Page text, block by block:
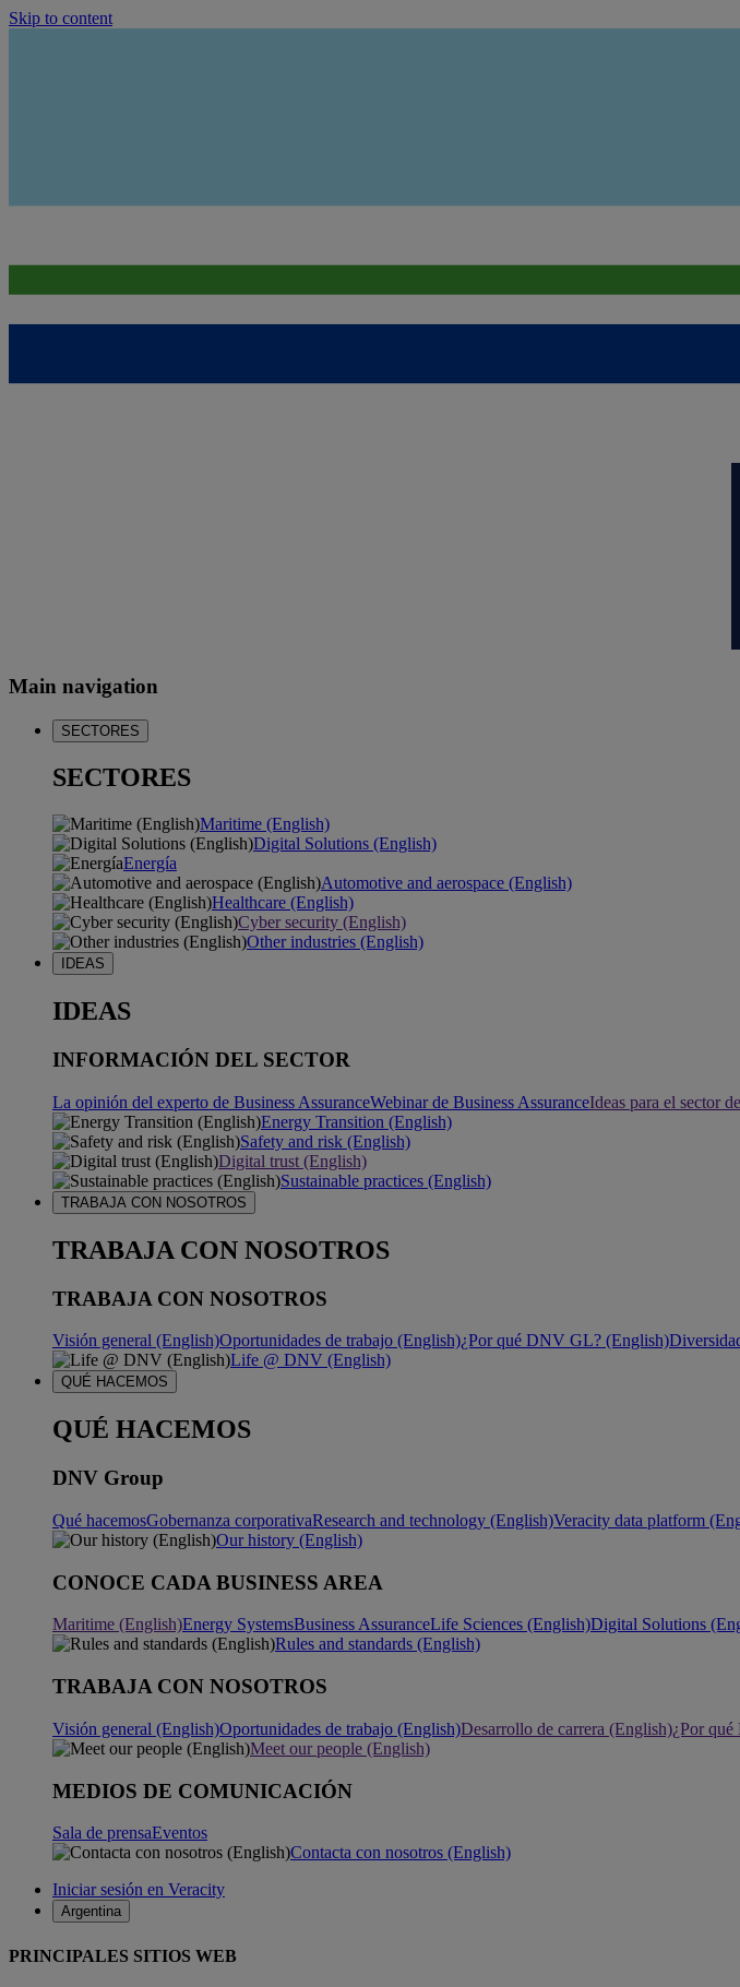
Skip to content
Main navigation
SECTORES
SECTORES
Maritime (English)
Digital Solutions (English)
Energía
Automotive and aerospace (English)
Healthcare (English)
Cyber security (English)
Other industries (English)
IDEAS
IDEAS
INFORMACIÓN DEL SECTOR
La opinión del experto de Business AssuranceWebinar de Business AssuranceIdeas para el sector
Energy Transition (English)
Safety and risk (English)
Digital trust (English)
Sustainable practices (English)
TRABAJA CON NOSOTROS
TRABAJA CON NOSOTROS
TRABAJA CON NOSOTROS
Visión general (English)Oportunidades de trabajo (English)¿Por qué DNV GL? (English)
Life @ DNV (English)
QUÉ HACEMOS
QUÉ HACEMOS
DNV Group
Qué hacemosGobernanza corporativaResearch and technology (English)Veracity data platform
Our history (English)
CONOCE CADA BUSINESS AREA
Maritime (English)Energy SystemsBusiness AssuranceLife Sciences (English)Digital Solutions
Rules and standards (English)
TRABAJA CON NOSOTROS
Visión general (English)Oportunidades de trabajo (English)Desarrollo de carrera (English)¿Por
Meet our people (English)
MEDIOS DE COMUNICACIÓN
Sala de prensaEventos
Contacta con nosotros (English)
Iniciar sesión en Veracity
Argentina
PRINCIPALES SITIOS WEB